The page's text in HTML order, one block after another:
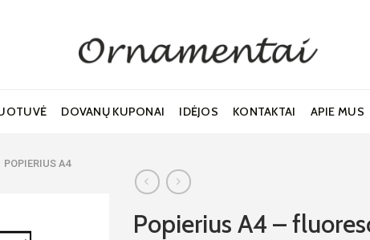
DOVANŲ KUPONAI IDĖJOS KONTAKTAI APIE MUS
POPIERIUS A4
Popierius A4 –